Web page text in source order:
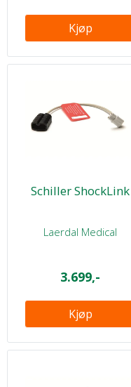
Kjøp
Schiller ShockLink
Laerdal Medical
3.699,-
Kjøp